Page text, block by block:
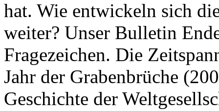
hat. Wie entwickeln sich
weiter? Unser Bulletin
Fragezeichen. Die
Jahr der Grabenbrüche
Geschichte der